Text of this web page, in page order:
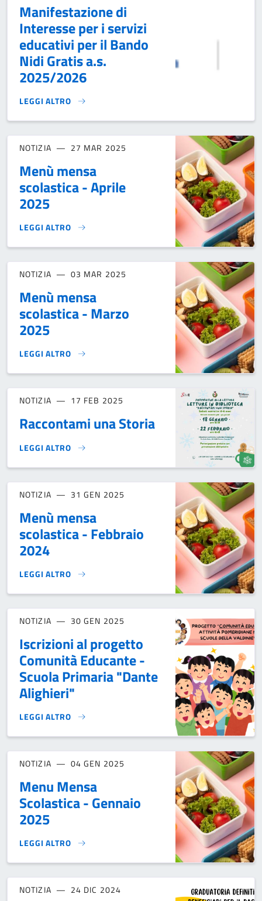
Manifestazione di
Interesse per i servizi
educativi per il Bando
Nidi Gratis a.s.
2025/2026
LEGGI ALTRO
MANIFESTAZIONE DI INTERESSE PER I SERVIZI
NOTIZIA 27 MAR 2025
Menù mensa
scolastica - Aprile
2025
LEGGI ALTRO
MENÙ MENSA SCOLASTICA - APRILE 2025}
NOTIZIA 03 MAR 2025
Menù mensa
scolastica - Marzo
2025
LEGGI ALTRO
MENÙ MENSA SCOLASTICA - MARZO 2025}
NOTIZIA 17 FEB 2025
Raccontami una Storia
LEGGI ALTRO
RACCONTAMI UNA STORIA}
NOTIZIA 31 GEN 2025
Menù mensa
scolastica - Febbraio
2024
LEGGI ALTRO
MENÙ MENSA SCOLASTICA - FEBBRAIO 2024}
NOTIZIA 30 GEN 2025
Iscrizioni al progetto
Comunità Educante -
Scuola Primaria "Dante
Alighieri"
LEGGI ALTRO
ISCRIZIONI AL PROGETTO COMUNITÀ EDUCANTE - SCUOLA
NOTIZIA 04 GEN 2025
Menu Mensa
Scolastica - Gennaio
2025
LEGGI ALTRO
MENU MENSA SCOLASTICA - GENNAIO 2025}
NOTIZIA 24 DIC 2024